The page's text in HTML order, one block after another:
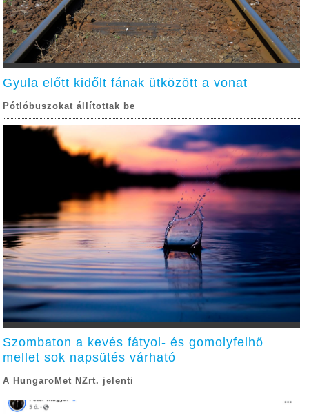
Gyula előtt kidőlt fának ütközött a vonat
Pótlóbuszokat állítottak be
Szombaton a kevés fátyol- és gomolyfelhő
mellet sok napsütés várható
A HungaroMet NZrt. jelenti